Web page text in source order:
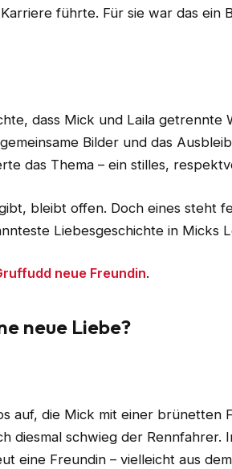
führte. Für sie war das ein
dass Mick und Laila getrennte
Bilder und das
das Thema – ein stilles,
bleibt offen. Doch eines steht
Liebesgeschichte in Micks
neue Freundin.
neue Liebe?
auf, die Mick mit einer brünetten
diesmal schwieg der Rennfahrer.
eine Freundin – vielleicht aus